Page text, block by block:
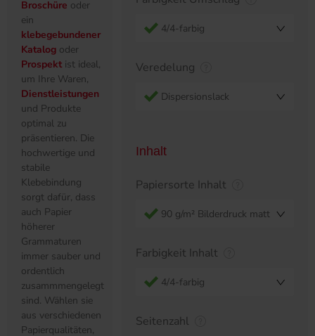
Broschüre oder
ein
klebegebundener
Katalog oder
Prospekt ist ideal,
um Ihre Waren,
Dienstleistungen
und Produkte
optimal zu
präsentieren. Die
hochwertige und
stabile
Klebebindung
sorgt dafür, dass
auch Papier
höherer
Grammaturen
immer sauber und
ordentlich
zusammmengelegt
sind. Wählen sie
aus verschiedenen
Papierqualitäten,
4/4-farbig
Veredelung
Dispersionslack
Inhalt
Papiersorte Inhalt
90 g/m² Bilderdruck matt
Farbigkeit Inhalt
4/4-farbig
Seitenzahl